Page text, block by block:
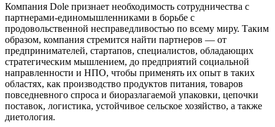
Компания Dole признает необходимость сотрудничества с
партнерами-единомышленниками в борьбе с
продовольственной несправедливостью по всему миру. Таким
образом, компания стремится найти партнеров — от
предпринимателей, стартапов, специалистов, обладающих
стратегическим мышлением, до предприятий социальной
направленности и НПО, чтобы применять их опыт в таких
областях, как производство продуктов питания, товаров
повседневного спроса и биоразлагаемой упаковки, цепочки
поставок, логистика, устойчивое сельское хозяйство, а также
диетология.